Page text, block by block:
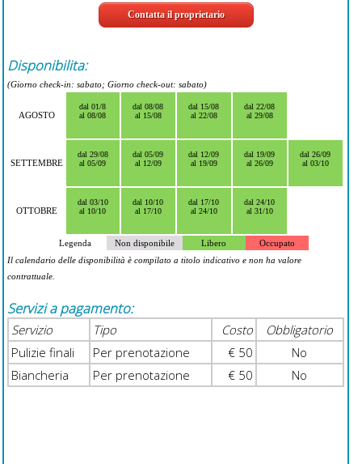
Contatta il proprietario
Disponibilita:
(Giorno check-in: sabato; Giorno check-out: sabato)
AGOSTO
dal 01/8
al 08/08
dal 08/08
al 15/08
dal 15/08
al 22/08
dal 22/08
al 29/08
SETTEMBRE
dal 29/08
al 05/09
dal 05/09
al 12/09
dal 12/09
al 19/09
dal 19/09
al 26/09
dal 26/09
al 03/10
OTTOBRE
dal 03/10
al 10/10
dal 10/10
al 17/10
dal 17/10
al 24/10
dal 24/10
al 31/10
Legenda Non disponibile Libero
Occupato
Il calendario delle disponibilità è compilato a titolo indicativo e non ha valore
contrattuale.
Servizi a pagamento:
Servizio Tipo Costo
Obbligatorio
Pulizie finali
Per prenotazione € 50
No
Biancheria
Per prenotazione € 50 No